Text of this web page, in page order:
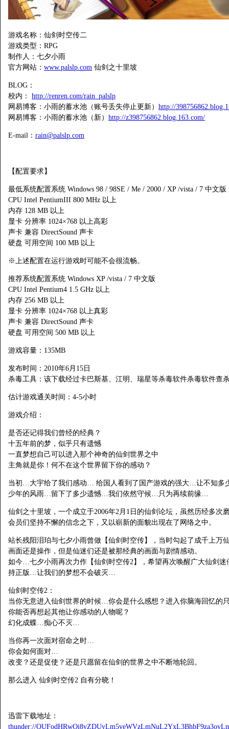
游戏名称：仙剑时空传二
游戏类型：RPG
制作人：七夕小雨
官方网站： www.palslp.com 仙剑之十里坡
BLOG：
校内： http://renren.com/rain_palslp
网易博客：小雨的蓄水池（账号丢失停止更新） http://
网易博客：小雨的蓄水池（新） http://z398756862.blog.163.com/
E-mail： rain@palslp.com
【配置要求】
最低系统配置系统 Windows 98 / 98SE / Me / 2000 / XP /vista / 7 中文版
CPU Intel PentiumIII 800 MHz 以上
内存 128 MB 以上
显卡 分辨率 1024×768 以上高彩
声卡 兼容 DirectSound 声卡
硬盘 可用空间 100 MB 以上
※上述配置在运行游戏时可能不会很流畅。
推荐系统配置系统 Windows XP /vista / 7 中文版
CPU Intel Pentium4 1.5 GHz 以上
内存 256 MB 以上
显卡 分辨率 1024×768 以上真彩
声卡 兼容 DirectSound 声卡
硬盘 可用空间 500 MB 以上
游戏容量：135MB
发布时间：2010年6月15日
杀毒工具：该下载经过卡巴斯基、江明、瑞星等杀毒软件杀毒软件查
估计游戏通关时间：4-5小时
游戏介绍：
是否还记得我们曾经的经典？
十五年前的梦，似乎只有遗憾
一直梦想自己可以进入那个神奇的仙剑世界之中
主角就是你！何不在这个世界留下你的感动？
当初…大宇给了我们感动… 给国人看到了国产游戏的强大…让不知
少年的风雨…留下了多少遗憾…我们依然守候…只为再续前缘…
仙剑之十里坡，一个成立于2006年2月1日的仙剑论坛，虽然历经多次
会员们坚持不懈的信念之下，又以崭新的面貌出现在了网络之中。
站长残阳泪珀与七夕小雨曾做【仙剑时空传】，当时勾起了成千上
画面还是操作，但是仙迷们还是被那经典的画面与剧情感动。
如今…七夕小雨再次力作【仙剑时空传2】，希望再次唤醒广大仙剑
持正版…让我们的梦想不会破灭…
仙剑时空传2：
当你无意进入仙剑世界的时候…你会是什么感想？进入你脑海回忆的
你能否再想起其他让你感动的人物呢？
幻化成蝶…痴心不灭…
当你再一次面对宿命之时…
你会如何面对…
改变？还是促使？还是只愿留在仙剑的世界之中不断地轮回。
那么进入 仙剑时空传2 自有分晓！
迅雷下载地址：
thunder://